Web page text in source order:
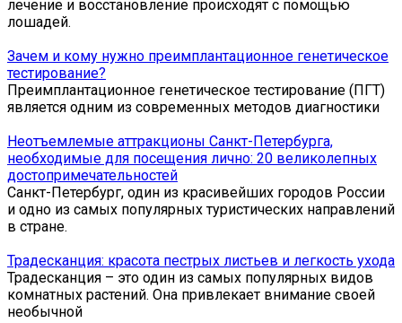
лечение и восстановление происходят с помощью
лошадей.
Зачем и кому нужно преимплантационное генетическое
тестирование?
Преимплантационное генетическое тестирование (ПГТ)
является одним из современных методов диагностики
Неотъемлемые аттракционы Санкт-Петербурга,
необходимые для посещения лично: 20 великолепных
достопримечательностей
Санкт-Петербург, один из красивейших городов России
и одно из самых популярных туристических направлений
в стране.
Традесканция: красота пестрых листьев и легкость ухода
Традесканция – это один из самых популярных видов
комнатных растений. Она привлекает внимание своей
необычной